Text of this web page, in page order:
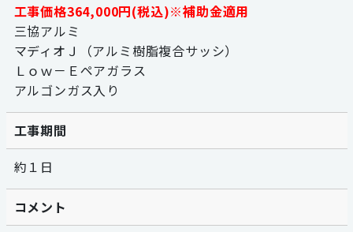
工事価格364,000円(税込)※補助金適用
三協アルミ
マディオＪ（アルミ樹脂複合サッシ）
Ｌｏｗ－Ｅペアガラス
アルゴンガス入り
工事期間
約１日
コメント